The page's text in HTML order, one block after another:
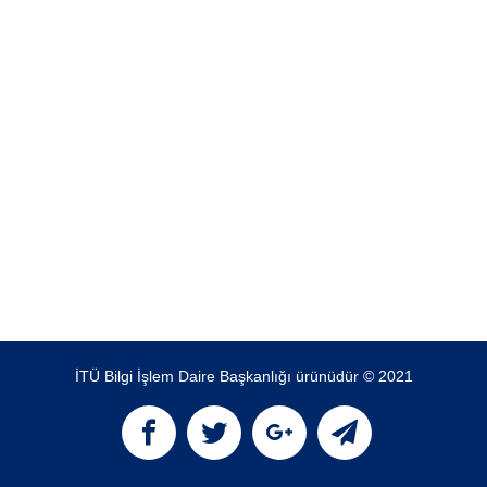
İTÜ Bilgi İşlem Daire Başkanlığı ürünüdür © 2021